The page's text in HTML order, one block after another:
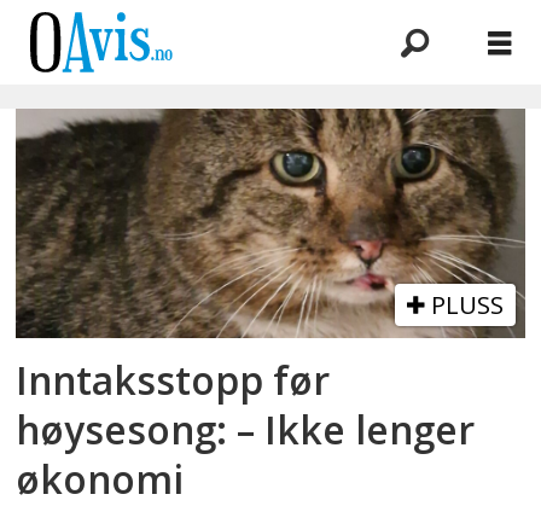
Emne:
inntaksstopp
PLUSS
Inntaksstopp før
høysesong: – Ikke lenger
økonomi